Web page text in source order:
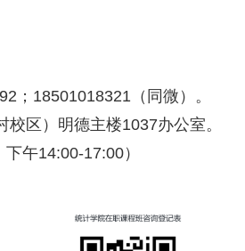
；18501018321（同微）。
区）明德主楼1037办公室。
午14:00-17:00）